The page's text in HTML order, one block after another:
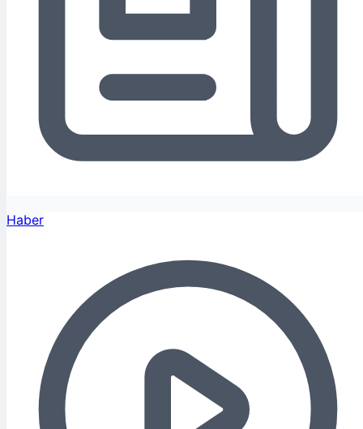
Haber